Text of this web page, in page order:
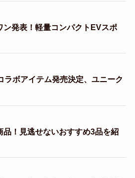
ン発表！軽量コンパクトEVスポ
ラボアイテム発売決定、ユニーク
品！見逃せないおすすめ3品を紹